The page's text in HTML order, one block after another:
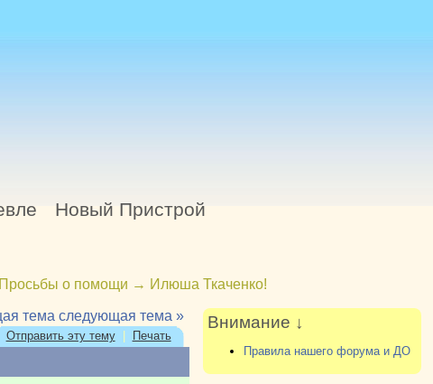
Новый Пристрой
Просьбы о помощи → Илюша Ткаченко!
тема следующая тема »
Отправить эту тему| Печать
Внимание ↓
Правила нашего форума и ДО